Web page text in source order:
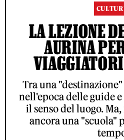
LA LEZIONE
AURINA
Tra una
nell'epoca delle guide
il senso del luogo.
ancora una "scuola"